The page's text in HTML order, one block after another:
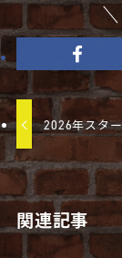
2026年スタ
関連記事